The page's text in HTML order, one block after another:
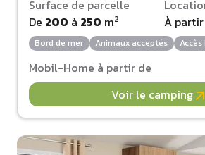
Surface de parcelle
De 200 à 250 m2
À
Bord de mer Animaux acceptés
Mobil-Home à partir de
Voir le camping